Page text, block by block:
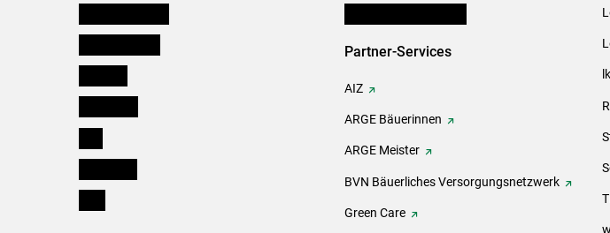
Partner-Services
AIZ
ARGE Bäuerinnen
ARGE Meister
BVN Bäuerliches Versorgungsnetzwerk
Green Care